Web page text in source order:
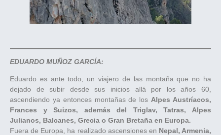
EDUARDO MUÑOZ GARCÍA:
Eduardo es ante todo, un viajero de las montaña que no ha
dejado de subir desde sus inicios allá por los años 60,
ascendiendo ya entonces montañas de los Alpes Austríacos,
Frances y Suizos, además del Triglav, Tatras, Alpes
Julianos, Balcanes, Grecia o Gran Bretaña en Europa.
Fuera de Europa, ha realizado ascensiones en Nepal, Armenia,